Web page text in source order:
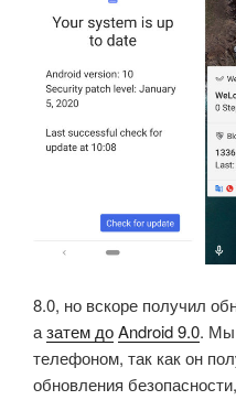
и
ESP32-
различные
улучшения
8.0, но вскоре получил
азатем доAndroid 9.0. Мы
телефоном, так как он
обновления